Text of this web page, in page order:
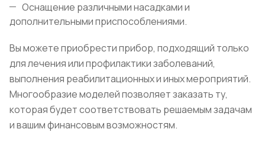
Оснащение различными насадками и
дополнительными приспособлениями.
Вы можете приобрести прибор, подходящий только
для лечения или профилактики заболеваний,
выполнения реабилитационных и иных мероприятий.
Многообразие моделей позволяет заказать ту,
которая будет соответствовать решаемым задачам
и вашим финансовым возможностям.